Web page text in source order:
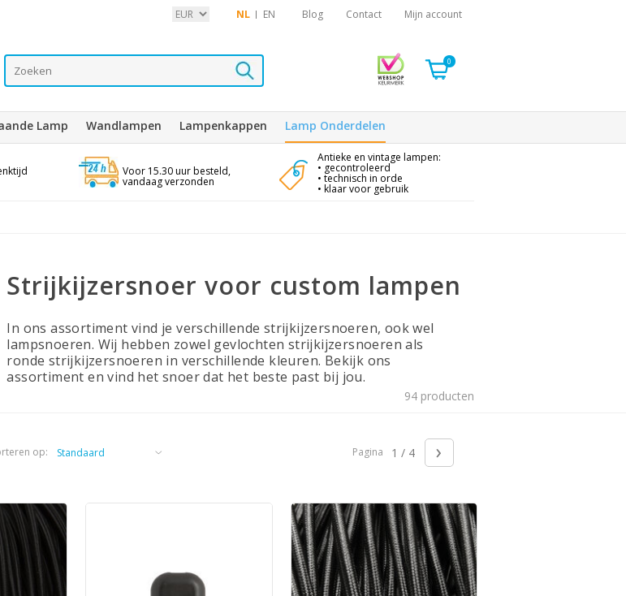
NL EN Blog Contact Mijn account
0
Lamp Wandlampen Lampenkappen Lamp Onderdelen
Voor 15.30 uur besteld,
vandaag verzonden
Antieke en vintage lampen:
• gecontroleerd
• technisch in orde
• klaar voor gebruik
Strijkijzersnoer voor custom lampen
In ons assortiment vind je verschillende strijkijzersnoeren, ook wel
lampsnoeren. Wij hebben zowel gevlochten strijkijzersnoeren als
ronde strijkijzersnoeren in verschillende kleuren. Bekijk ons
assortiment en vind het snoer dat het beste past bij jou.
94 producten
1 / 4 ›
Pagina
op: